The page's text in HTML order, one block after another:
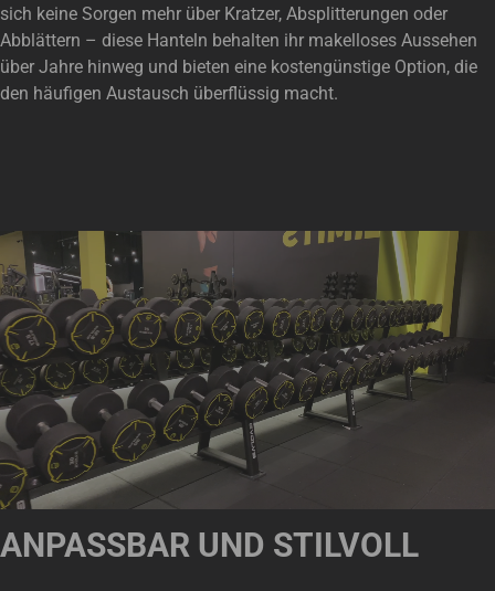
sich keine Sorgen mehr über Kratzer, Absplitterungen oder
Abblättern – diese Hanteln behalten ihr makelloses Aussehen
über Jahre hinweg und bieten eine kostengünstige Option, die
den häufigen Austausch überflüssig macht.
ANPASSBAR UND STILVOLL